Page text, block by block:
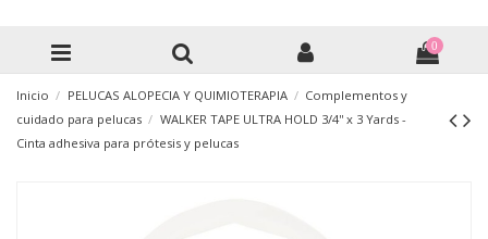
0
Inicio PELUCAS ALOPECIA Y QUIMIOTERAPIA
Complementos y
cuidado para pelucas
WALKER TAPE ULTRA HOLD 3/4'' x 3 Yards -
Cinta adhesiva para prótesis y pelucas